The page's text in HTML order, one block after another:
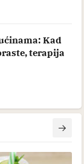
Kad
terapija